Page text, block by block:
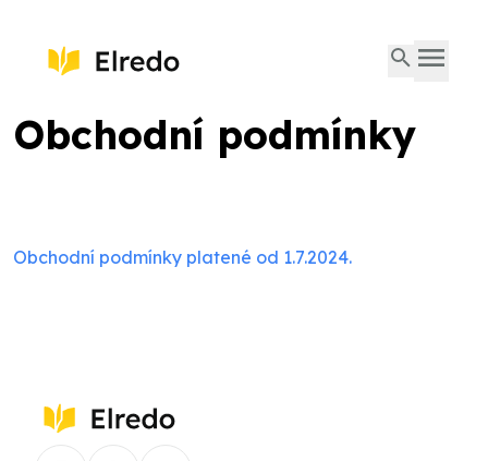
Obchodní podmínky
Obchodní podmínky platené od 1.7.2024.